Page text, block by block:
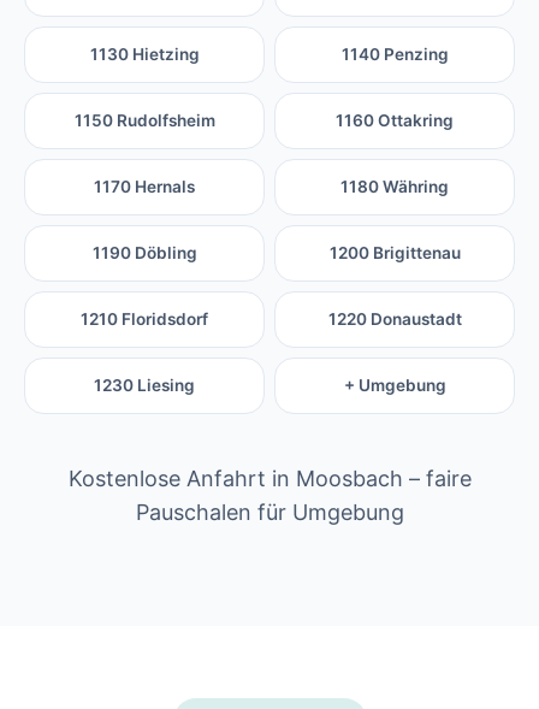
1130 Hietzing 1140 Penzing
1150 Rudolfsheim 1160 Ottakring
1170 Hernals 1180 Währing
1190 Döbling 1200 Brigittenau
1210 Floridsdorf 1220 Donaustadt
1230 Liesing + Umgebung
Kostenlose Anfahrt in Moosbach – faire
Pauschalen für Umgebung